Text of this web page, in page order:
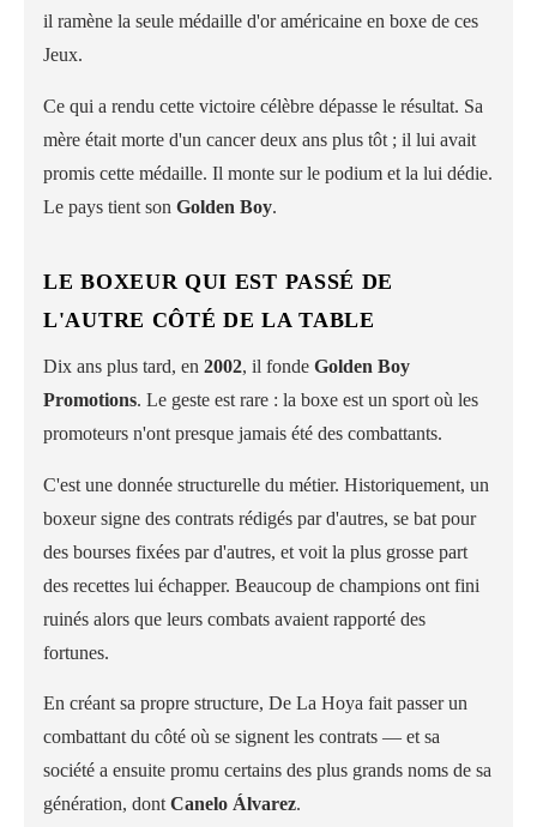
il ramène la seule médaille d'or américaine en boxe de ces
Jeux.
Ce qui a rendu cette victoire célèbre dépasse le résultat. Sa
mère était morte d'un cancer deux ans plus tôt ; il lui avait
promis cette médaille. Il monte sur le podium et la lui dédie.
Le pays tient son Golden Boy.
LE BOXEUR QUI EST PASSÉ DE
L'AUTRE CÔTÉ DE LA TABLE
Dix ans plus tard, en 2002, il fonde Golden Boy
Promotions. Le geste est rare : la boxe est un sport où les
promoteurs n'ont presque jamais été des combattants.
C'est une donnée structurelle du métier. Historiquement, un
boxeur signe des contrats rédigés par d'autres, se bat pour
des bourses fixées par d'autres, et voit la plus grosse part
des recettes lui échapper. Beaucoup de champions ont fini
ruinés alors que leurs combats avaient rapporté des
fortunes.
En créant sa propre structure, De La Hoya fait passer un
combattant du côté où se signent les contrats — et sa
société a ensuite promu certains des plus grands noms de sa
génération, dont Canelo Álvarez.